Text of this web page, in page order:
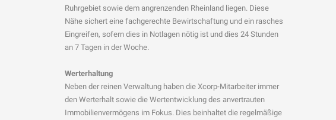
Ruhrgebiet sowie dem angrenzenden Rheinland liegen. Diese
Nähe sichert eine fachgerechte Bewirtschaftung und ein rasches
Eingreifen, sofern dies in Notlagen nötig ist und dies 24 Stunden
an 7 Tagen in der Woche.
Werterhaltung
Neben der reinen Verwaltung haben die Xcorp-Mitarbeiter immer
den Werterhalt sowie die Wertentwicklung des anvertrauten
Immobilienvermögens im Fokus. Dies beinhaltet die regelmäßige